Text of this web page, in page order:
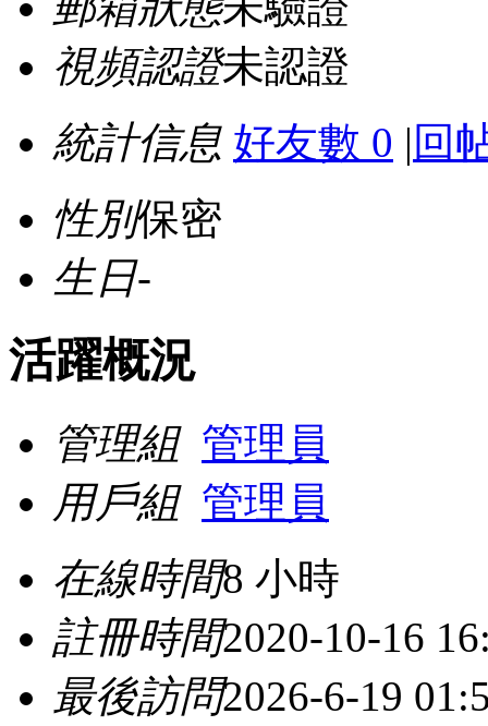
視頻認證未認證
統計信息 好友數 0 | 回
性別保密
生日-
活躍概況
管理組 管理員
用戶組 管理員
在線時間8 小時
註冊時間2020-10-16
最後訪問2026-6-19